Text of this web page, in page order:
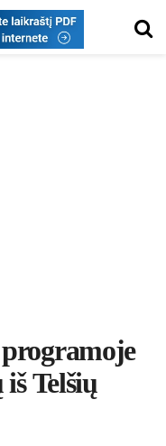
Telšių